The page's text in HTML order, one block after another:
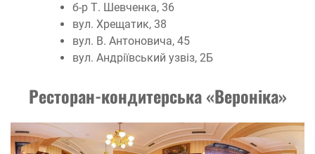
б-р Т. Шевченка, 36
вул. Хрещатик, 38
вул. В. Антоновича, 45
вул. Андріївський узвіз, 2Б
Ресторан-кондитерська «Вероніка»